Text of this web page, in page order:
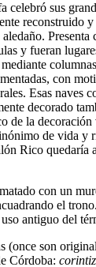
celebró sus
reconstruido
Presenta
y fueran
con
Esas naves
decorado
de la
de vida y
Rico quedaría
con un
el
antiguo del
(once son
Córdoba: